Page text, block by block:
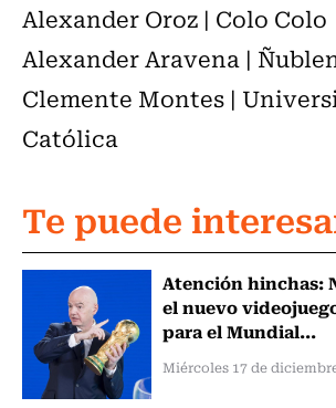
Alexander Oroz | Colo Colo
Alexander Aravena |
Clemente Montes |
Católica
Te puede
Atención hinchas:
el nuevo
para el Mundial...
Miércoles 17 de